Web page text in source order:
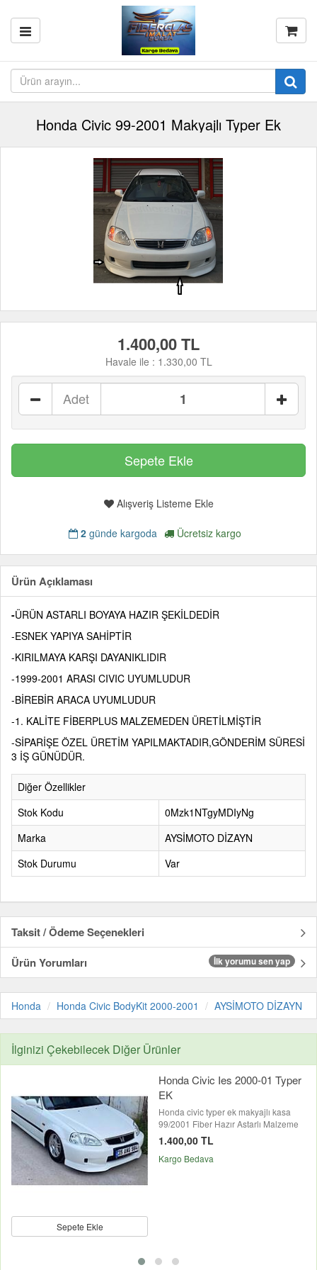
Honda Civic 99-2001 Makyajlı Typer Ek
1.400,00 TL
Havale ile : 1.330,00 TL
Adet
Alışveriş Listeme Ekle
2 günde kargoda Ücretsiz kargo
Ürün Açıklaması
-ÜRÜN ASTARLI BOYAYA HAZIR ŞEKİLDEDİR
-ESNEK YAPIYA SAHİPTİR
-KIRILMAYA KARŞI DAYANIKLIDIR
-1999-2001 ARASI CIVIC UYUMLUDUR
-BİREBİR ARACA UYUMLUDUR
-1. KALİTE FİBERPLUS MALZEMEDEN ÜRETİLMİŞTİR
-SİPARİŞE ÖZEL ÜRETİM YAPILMAKTADIR,GÖNDERİM SÜRESİ
3 İŞ GÜNÜDÜR.
Diğer Özellikler
Stok Kodu
0Mzk1NTgyMDIyNg
Marka
AYSİMOTO DİZAYN
Stok Durumu
Var
Taksit / Ödeme Seçenekleri
Ürün Yorumları
İlk yorumu sen yap
Honda Honda Civic BodyKit 2000-2001 AYSİMOTO DİZAYN
İlginizi Çekebilecek Diğer Ürünler
Sepete Ekle
Honda Civic Ies 2000-01 Typer
EK
Honda civic typer ek makyajlı kasa
99/2001 Fiber Hazır Astarlı Malzeme
1.400,00 TL
Kargo Bedava